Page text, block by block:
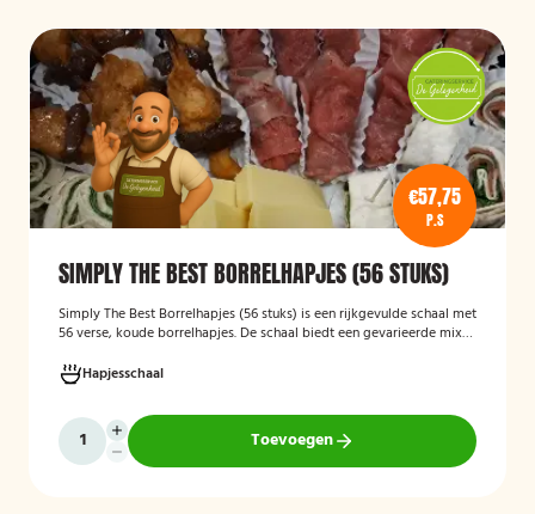
€57,75
P.S
SIMPLY THE BEST BORRELHAPJES (56 STUKS)
Simply The Best Borrelhapjes (56 stuks) is een rijkgevulde schaal met
56 verse, koude borrelhapjes. De schaal biedt een gevarieerde mix
recepties en andere bijeenkomsten. De hapjes worden kant-en-klaar
geleverd, zodat u zonder voorbereiding uw gasten kunt trakteren op
een smakelijke en verzorgde borrelplank.
Hapjesschaal
Toevoegen